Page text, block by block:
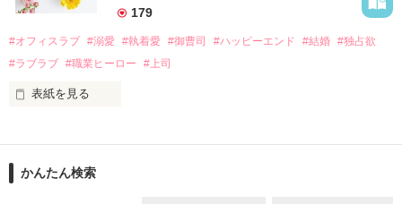
夏木美桜(なつきみお)
鳴海哲平 (なるみてっぺい)
2026.6.5～2026.7.25
なぜか恭司から飼い猫の世話係を命じられた美桜は、猫の世
の関係となってしまい――？
179
#オフィスラブ #溺愛 #執着愛 #御曹司 #ハッピーエンド #結婚 #独占欲
#ラブラブ #職業ヒーロー #上司
表紙を見る
ションの企画戦略室で働いている。
めた、同期で恋人の石垣守（26）がいるのだが、後輩の姫原由
かんたん検索